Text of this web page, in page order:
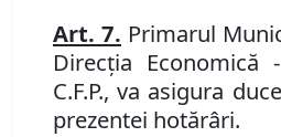
Art. 7. Primarul
Direcţia
C.F.P., va asigura
prezentei hotărâri.